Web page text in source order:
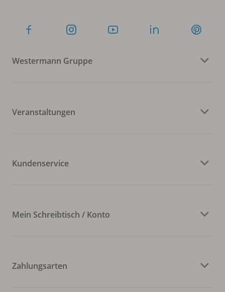
Westermann Gruppe
Veranstaltungen
Kundenservice
Mein Schreibtisch / Konto
Zahlungsarten